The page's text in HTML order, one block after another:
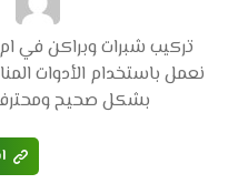
تركيب شبرات وبراكن في
نعمل باستخدام الأدوات
بشكل صحيح ومحترف